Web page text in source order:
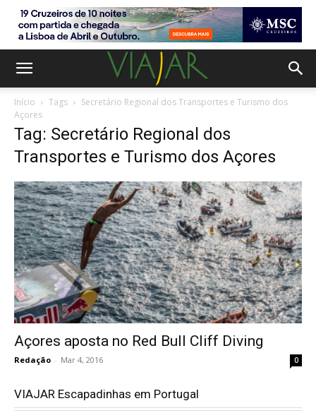
Início Tags
Secretário Regional dos Transportes e Turismo dos
Açores
Tag: Secretário Regional dos
Transportes e Turismo dos Açores
Açores aposta no Red Bull Cliff Diving
Redação - Mar 4, 2016 0
VIAJAR Escapadinhas em Portugal